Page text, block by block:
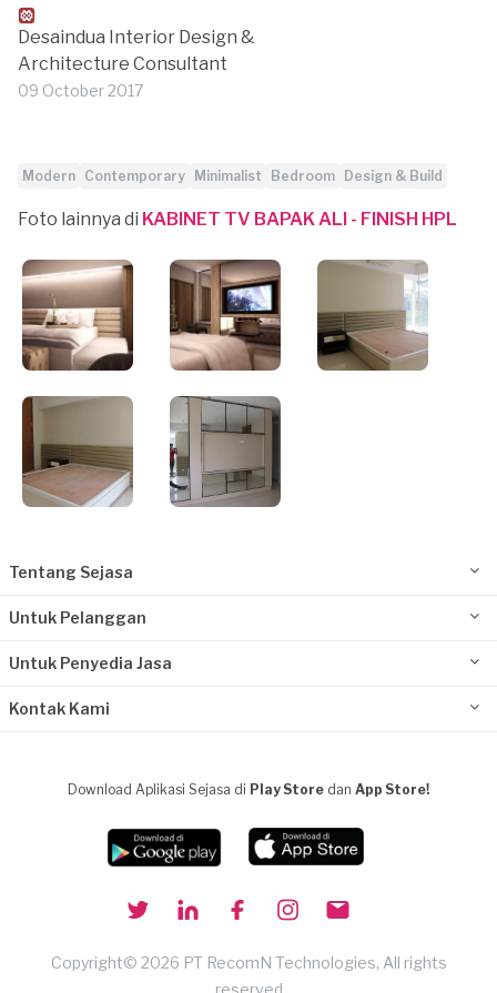
Desaindua Interior Design &
Architecture Consultant
09 October 2017
Modern Contemporary Minimalist Bedroom Design & Build
Foto lainnya di KABINET TV BAPAK ALI - FINISH HPL
Tentang Sejasa
Untuk Pelanggan
Untuk Penyedia Jasa
Kontak Kami
Download Aplikasi Sejasa di Play Store dan App Store!
Copyright© 2026 PT RecomN Technologies, All rights
reserved